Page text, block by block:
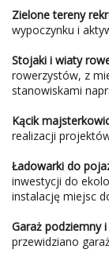
Zielone tereny
wypoczynku i
Stojaki i wiaty
rowerzystów, z
stanowiskami
Kącik
realizacji
Ładowarki do
inwestycji do
instalację miejsc
Garaż podziemny
przewidziano